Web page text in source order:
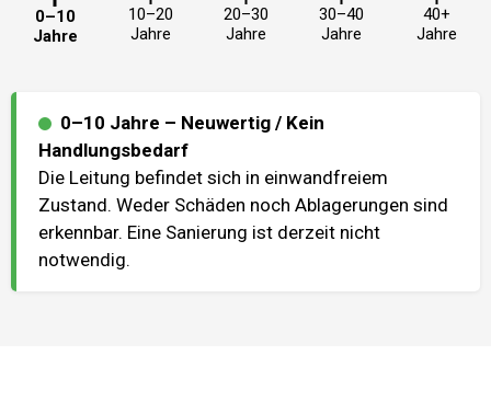
0–10
Jahre
10–20
Jahre
20–30
Jahre
30–40
Jahre
40+
Jahre
0–10 Jahre – Neuwertig / Kein
Handlungsbedarf
Die Leitung befindet sich in einwandfreiem
Zustand. Weder Schäden noch Ablagerungen sind
erkennbar. Eine Sanierung ist derzeit nicht
notwendig.